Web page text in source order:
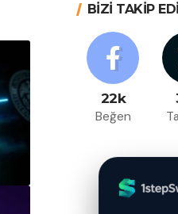
BİZİ TAKİP
22k
Beğen